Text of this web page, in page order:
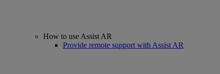
How to use Assist AR
Provide remote support with Assist AR